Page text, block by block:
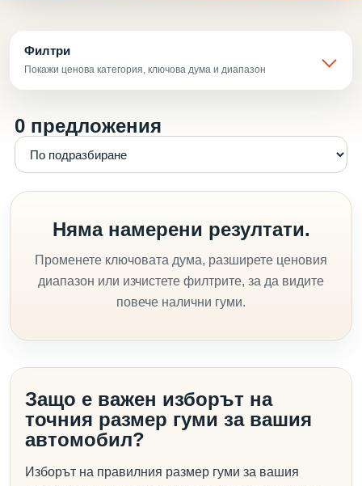
Филтри
Покажи ценова категория, ключова дума и диапазон
0 предложения
Няма намерени резултати.
Променете ключовата дума, разширете ценовия
диапазон или изчистете филтрите, за да видите
повече налични гуми.
Защо е важен изборът на
точния размер гуми за вашия
автомобил?
Изборът на правилния размер гуми за вашия